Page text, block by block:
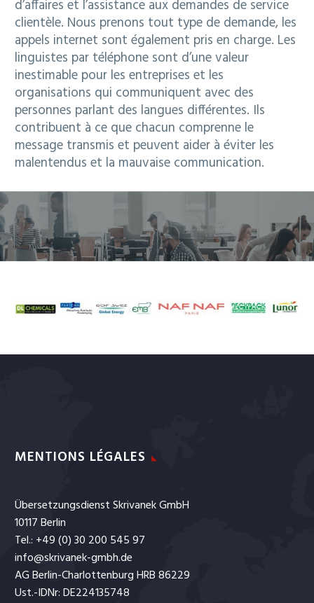
d’affaires et l’assistance aux demandes de service
clientèle. Nous prenons tout type de demande, les
appels internet sont également pris en charge. Les
linguistes par téléphone sont d’une valeur
inestimable pour les entreprises et les
organisations qui communiquent avec des
personnes parlant des langues différentes. Ils
contribuent à ce que chacun comprenne le
message transmis et peuvent aider à éviter les
malentendus et la mauvaise communication.
MENTIONS LÉGALES
Übersetzungsdienst Skrivanek GmbH
10117 Berlin
Tel.: +49 (0) 30 200 545 97
info@skrivanek-gmbh.de
AG Berlin-Charlottenburg HRB 86229
Ust.-IDNr: DE224135748